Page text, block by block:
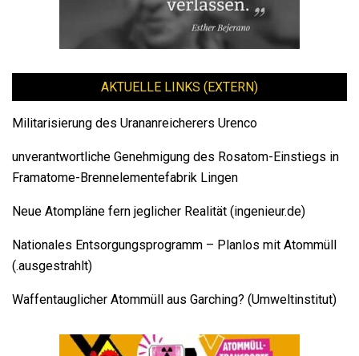
AKTUELLE LINKS (EXTERN)
Militarisierung des Urananreicherers Urenco
unverantwortliche Genehmigung des Rosatom-Einstiegs in
Framatome-Brennelementefabrik Lingen
Neue Atompläne fern jeglicher Realität (ingenieur.de)
Nationales Entsorgungsprogramm – Planlos mit Atommüll
(.ausgestrahlt)
Waffentauglicher Atommüll aus Garching? (Umweltinstitut)